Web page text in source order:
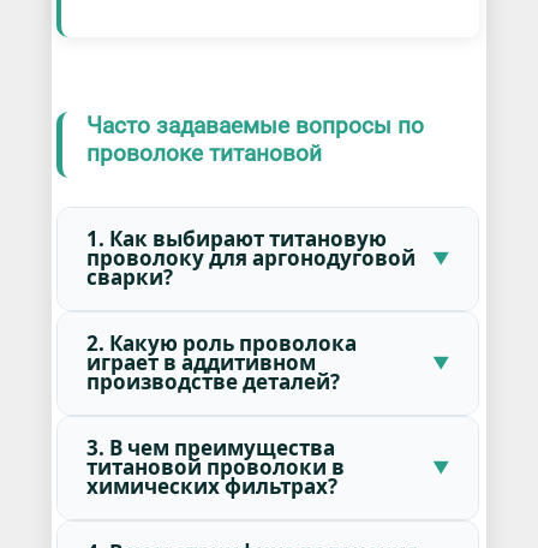
Часто задаваемые вопросы по
проволоке титановой
1. Как выбирают титановую
проволоку для аргонодуговой
сварки?
2. Какую роль проволока
играет в аддитивном
производстве деталей?
3. В чем преимущества
титановой проволоки в
химических фильтрах?